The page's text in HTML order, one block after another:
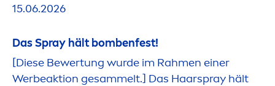
15.06.2026
Das Spray hält bombenfest!
[Diese Bewertung wurde im Rahmen einer
Werbeaktion gesammelt.] Das Haarspray hält